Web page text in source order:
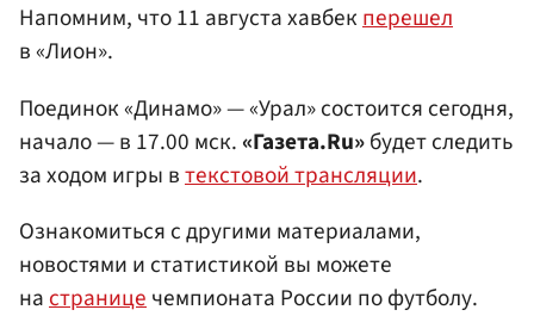
Напомним, что 11 августа хавбекперешел
в «Лион».
Поединок «Динамо» — «Урал» состоится сегодня,
начало — в 17.00 мск. «Газета.Ru»будет следить
за ходом игры втекстовой трансляции.
Ознакомиться с другими материалами,
новостями и статистикой вы можете
настраницечемпионата России по футболу.